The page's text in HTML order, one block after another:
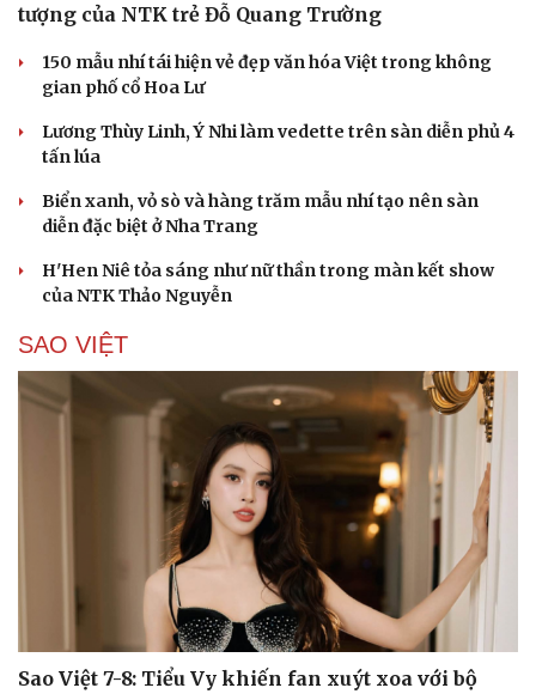
tượng của NTK trẻ Đỗ Quang Trường
150 mẫu nhí tái hiện vẻ đẹp văn hóa Việt trong không
gian phố cổ Hoa Lư
Lương Thùy Linh, Ý Nhi làm vedette trên sàn diễn phủ 4
tấn lúa
Biển xanh, vỏ sò và hàng trăm mẫu nhí tạo nên sàn
diễn đặc biệt ở Nha Trang
H'Hen Niê tỏa sáng như nữ thần trong màn kết show
của NTK Thảo Nguyễn
SAO VIỆT
Sao Việt 7-8: Tiểu Vy khiến fan xuýt xoa với bộ